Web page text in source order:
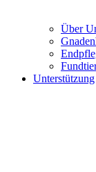
Über
Unterstützung